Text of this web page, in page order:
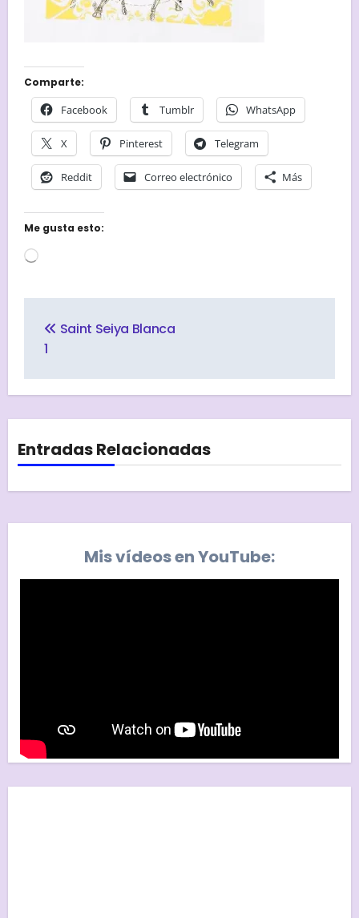
Comparte:
Facebook Tumblr WhatsApp
X Pinterest Telegram
Reddit Correo electrónico Más
Me gusta esto:
Cargando...
de
entradas
Saint Seiya Blanca
1
Entradas Relacionadas
Mis vídeos en YouTube: